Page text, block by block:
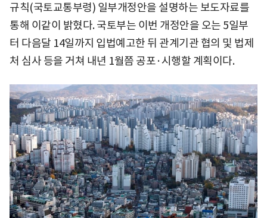
규칙(국토교통부령) 일부개정안을 설명하는 보도자료를
통해 이같이 밝혔다. 국토부는 이번 개정안을 오는 5일부
터 다음달 14일까지 입법예고한 뒤 관계기관 협의 및 법제
처 심사 등을 거쳐 내년 1월쯤 공포·시행할 계획이다.